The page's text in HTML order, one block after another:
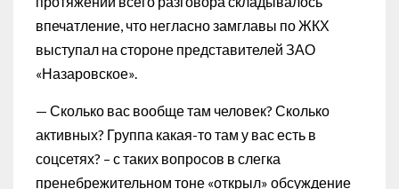
впечатление, что негласно замглавы по ЖКХ
выступал на стороне представителей ЗАО
«Назаровское».
— Сколько вас вообще там человек? Сколько
активных? Группа какая-то там у вас есть в
соцсетях? – с таких вопросов в слегка
пренебрежительном тоне «открыл» обсуждение